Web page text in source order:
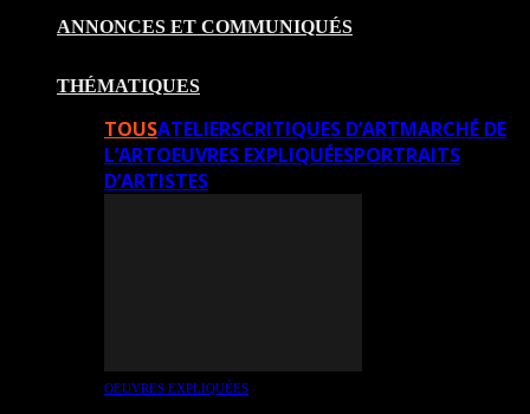
ANNONCES ET COMMUNIQUÉS
THÉMATIQUES
TOUSATELIERSCRITIQUES D’ARTMARCHÉ DE
L’ARTOEUVRES EXPLIQUÉESPORTRAITS
D’ARTISTES
OEUVRES EXPLIQUÉES